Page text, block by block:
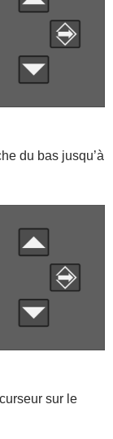
du bas jusqu’à
sur le